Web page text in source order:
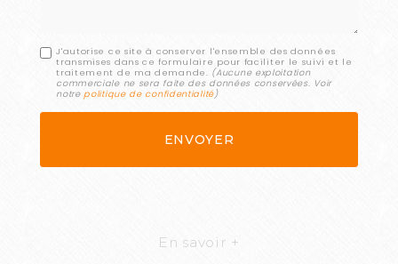
J'autorise ce site à conserver l'ensemble des données
transmises dans ce formulaire pour faciliter le suivi et le
traitement de ma demande. (Aucune exploitation
commerciale ne sera faite des données conservées. Voir
notrepolitique de confidentialité)
En savoir +